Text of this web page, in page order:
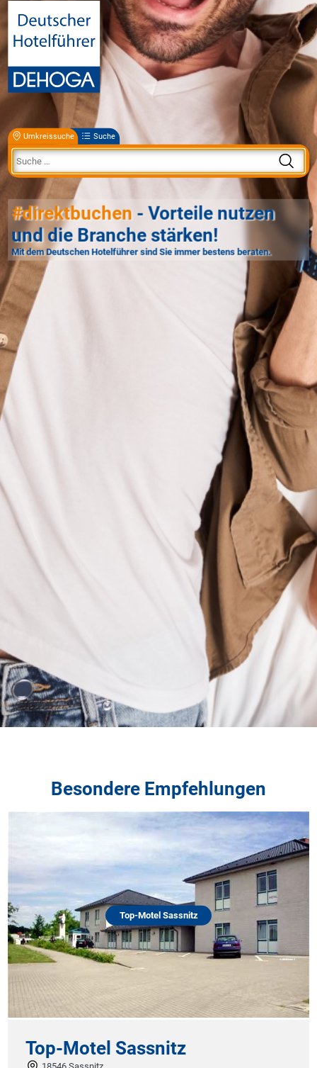
Umkreissuche Suche
#direktbuchen - Vorteile nutzen
und die Branche stärken!
Mit dem Deutschen Hotelführer sind Sie immer bestens beraten.
Besondere Empfehlungen
Top-Motel Sassnitz
Top-Motel Sassnitz